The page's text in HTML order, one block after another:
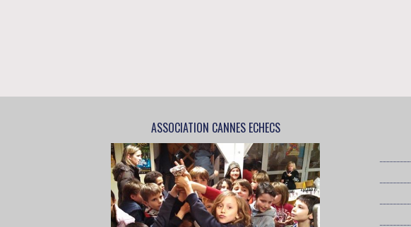
ASSOCIATION CANNES ECHECS